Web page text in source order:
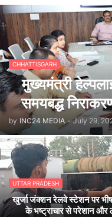
CHHATTISGARH
मुख्यमंत्री
समयबद्ध
by INC24 MEDIA - July 29,
UTTAR PRADESH
खुर्जा जंक्शन रेलवे स्टेशन पर
के भष्ट्राचार से परेशान और